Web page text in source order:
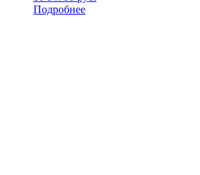
Подробнее